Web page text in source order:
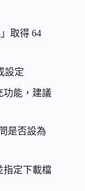
取得 64
設定
功能，建議
是否設為
指定下載檔